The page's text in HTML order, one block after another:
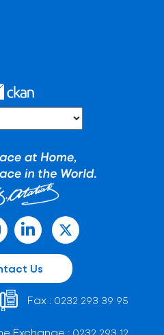
Us
Fax : 0232 293 39 95
Exchange :